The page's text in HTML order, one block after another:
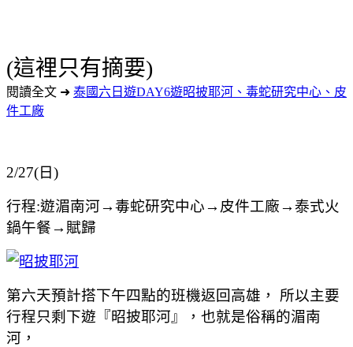
(這裡只有摘要)
閱讀全文 ➜ 泰國六日遊DAY6遊昭披耶河、毒蛇研究中心、皮
件工廠
2/27(日)
行程:遊湄南河→毒蛇研究中心→皮件工廠→泰式火
鍋午餐→賦歸
第六天預計搭下午四點的班機返回高雄， 所以主要
行程只剩下遊『昭披耶河』，也就是俗稱的湄南
河，